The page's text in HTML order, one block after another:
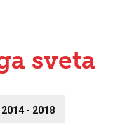
sveta
2014 - 2018